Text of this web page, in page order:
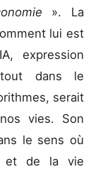
». La
lui est
expression
dans le
serait
vies. Son
le sens où
et de la vie